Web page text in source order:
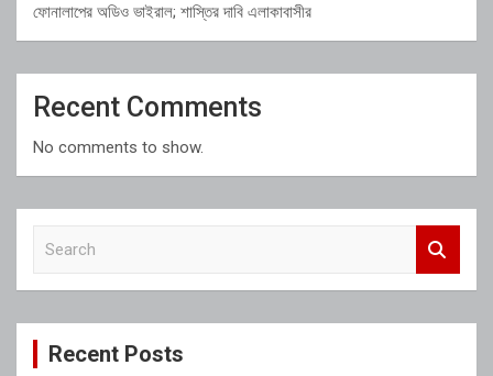
ফোনালাপের অডিও ভাইরাল; শাস্তির দাবি এলাকাবাসীর
Recent Comments
No comments to show.
c
Recent Posts